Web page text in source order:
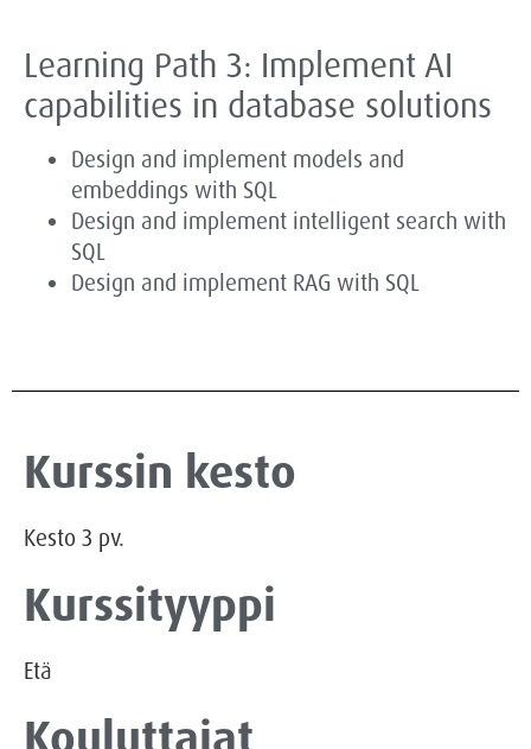
Learning Path 3: Implement AI
capabilities in database solutions
Design and implement models and
embeddings with SQL
Design and implement intelligent search with
SQL
Design and implement RAG with SQL
Kurssin kesto
Kesto 3 pv.
Kurssityyppi
Etä